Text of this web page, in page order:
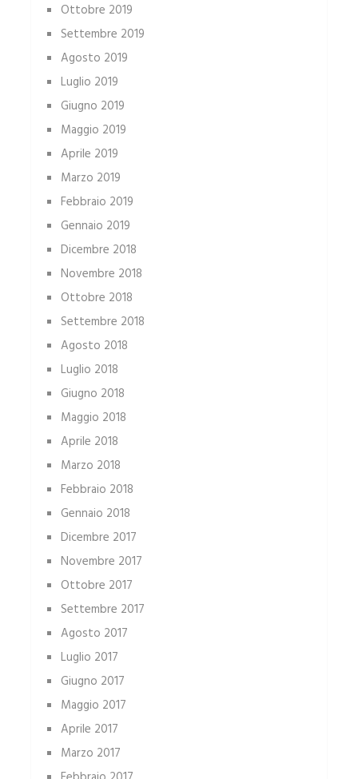
Ottobre 2019
Settembre 2019
Agosto 2019
Luglio 2019
Giugno 2019
Maggio 2019
Aprile 2019
Marzo 2019
Febbraio 2019
Gennaio 2019
Dicembre 2018
Novembre 2018
Ottobre 2018
Settembre 2018
Agosto 2018
Luglio 2018
Giugno 2018
Maggio 2018
Aprile 2018
Marzo 2018
Febbraio 2018
Gennaio 2018
Dicembre 2017
Novembre 2017
Ottobre 2017
Settembre 2017
Agosto 2017
Luglio 2017
Giugno 2017
Maggio 2017
Aprile 2017
Marzo 2017